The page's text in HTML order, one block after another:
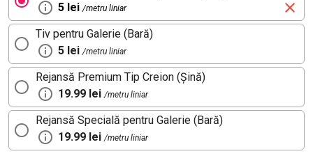
5 lei /metru liniar
Tiv pentru Galerie (Bară)
5 lei /metru liniar
Rejansă Premium Tip Creion (Șină)
19.99 lei /metru liniar
Rejansă Specială pentru Galerie (Bară)
19.99 lei /metru liniar